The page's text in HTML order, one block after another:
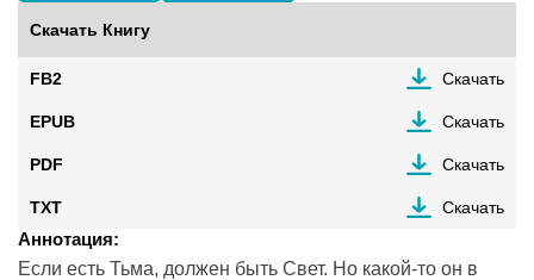
Скачать Книгу
FB2 Скачать
EPUB Скачать
PDF Скачать
TXT Скачать
Аннотация:
Если есть Тьма, должен быть Свет. Но какой-то он в